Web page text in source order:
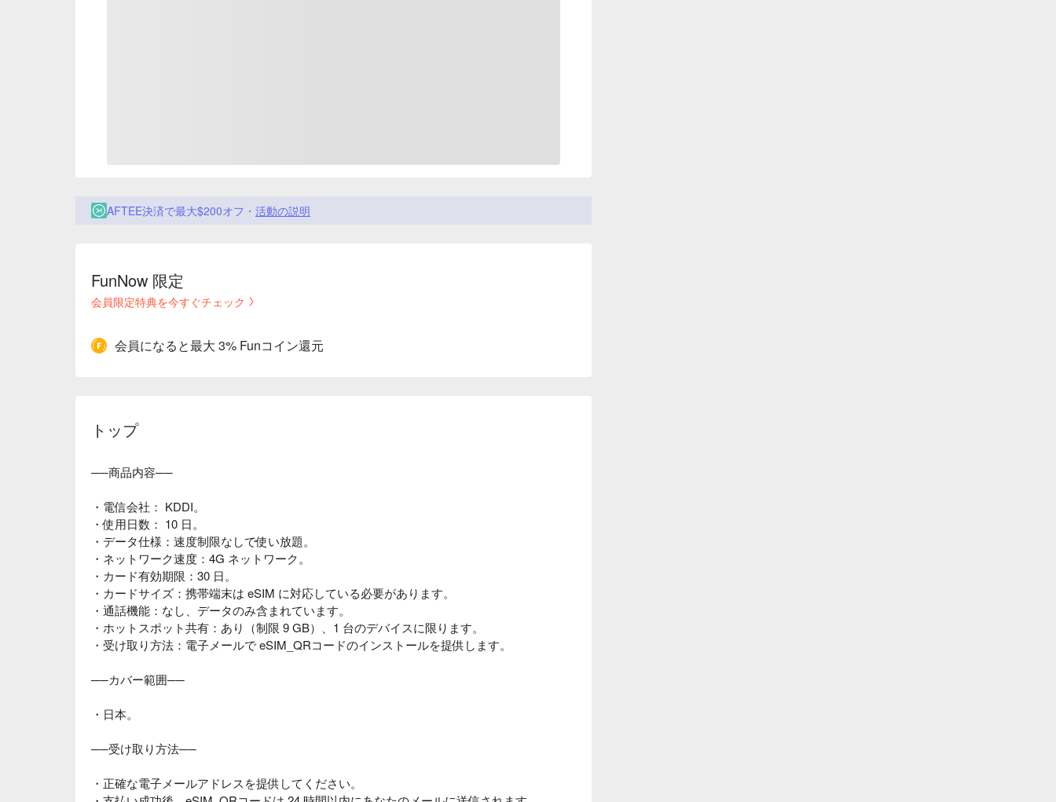
AFTEE決済で最大$200オフ・ 活動の説明
FunNow 限定
会員限定特典を今すぐチェック
会員になると最大 3% Funコイン還元
トップ
──商品内容──
・電信会社： KDDI。
・使用日数： 10 日。
・データ仕様：速度制限なしで使い放題。
・ネットワーク速度：4G ネットワーク。
・カード有効期限：30 日。
・カードサイズ：携帯端末は eSIM に対応している必要があります。
・通話機能：なし、データのみ含まれています。
・ホットスポット共有：あり（制限 9 GB）、1 台のデバイスに限ります。
・受け取り方法：電子メールで eSIM_QRコードのインストールを提供します。
──カバー範囲──
・日本。
──受け取り方法──
・正確な電子メールアドレスを提供してください。